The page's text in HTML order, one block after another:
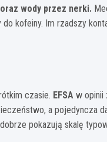
wody przez nerki.
kofeiny. Im rzadszy
czasie. EFSA w opinii
a pojedyncza
pokazują skalę